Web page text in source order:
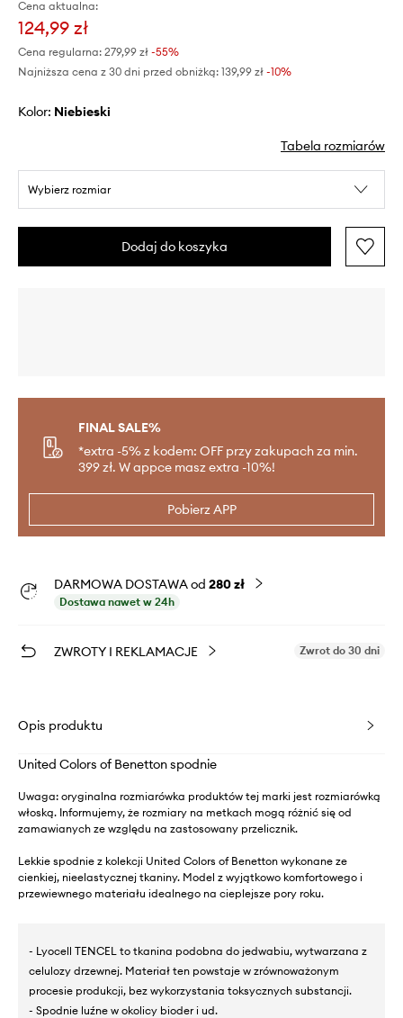
Cena aktualna:
124,99 zł
Cena regularna: 279,99 zł -55%
Najniższa cena z 30 dni przed obniżką: 139,99 zł -10%
Kolor: niebieski
Tabela rozmiarów
Wybierz rozmiar
Dodaj do koszyka
FINAL SALE%
*extra -5% z kodem: OFF przy zakupach za min.
399 zł. W appce masz extra -10%!
Pobierz APP
DARMOWA DOSTAWA od 280 zł
Dostawa nawet w 24h
ZWROTY I REKLAMACJE Zwrot do 30 dni
Opis produktu
United Colors of Benetton spodnie
Uwaga: oryginalna rozmiarówka produktów tej marki jest rozmiarówką
włoską. Informujemy, że rozmiary na metkach mogą różnić się od
zamawianych ze względu na zastosowany przelicznik.
Lekkie spodnie z kolekcji United Colors of Benetton wykonane ze
cienkiej, nieelastycznej tkaniny. Model z wyjątkowo komfortowego i
przewiewnego materiału idealnego na cieplejsze pory roku.
- Lyocell TENCEL to tkanina podobna do jedwabiu, wytwarzana z
celulozy drzewnej. Materiał ten powstaje w zrównoważonym
procesie produkcji, bez wykorzystania toksycznych substancji.
- Spodnie luźne w okolicy bioder i ud.